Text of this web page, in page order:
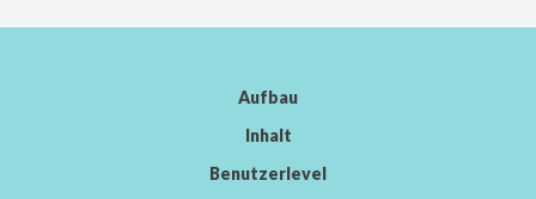
Aufbau
Inhalt
Benutzerlevel